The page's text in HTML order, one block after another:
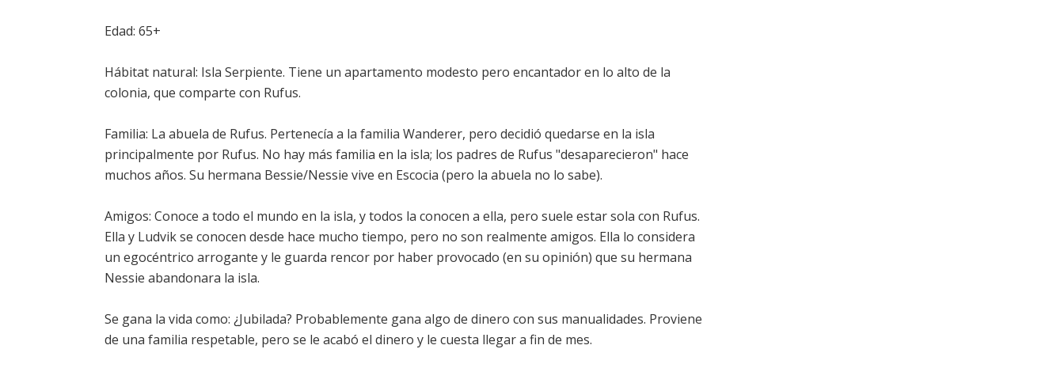
Edad: 65+
Hábitat natural: Isla Serpiente. Tiene un apartamento modesto pero encantador en lo alto de la
colonia, que comparte con Rufus.
Familia: La abuela de Rufus. Pertenecía a la familia Wanderer, pero decidió quedarse en la isla
principalmente por Rufus. No hay más familia en la isla; los padres de Rufus "desaparecieron" hace
muchos años. Su hermana Bessie/Nessie vive en Escocia (pero la abuela no lo sabe).
Amigos: Conoce a todo el mundo en la isla, y todos la conocen a ella, pero suele estar sola con Rufus.
Ella y Ludvik se conocen desde hace mucho tiempo, pero no son realmente amigos. Ella lo considera
un egocéntrico arrogante y le guarda rencor por haber provocado (en su opinión) que su hermana
Nessie abandonara la isla.
Se gana la vida como: ¿Jubilada? Probablemente gana algo de dinero con sus manualidades. Proviene
de una familia respetable, pero se le acabó el dinero y le cuesta llegar a fin de mes.